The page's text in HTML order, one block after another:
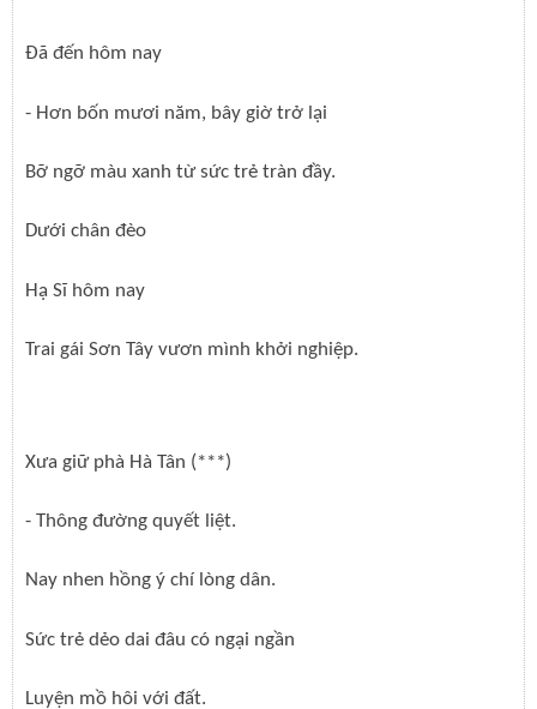
Đã đến hôm nay
- Hơn bốn mươi năm, bây giờ trở lại
Bỡ ngỡ màu xanh từ sức trẻ tràn đầy.
Dưới chân đèo
Hạ Sĩ hôm nay
Trai gái Sơn Tây vươn mình khởi nghiệp.
Xưa giữ phà Hà Tân (***)
- Thông đường quyết liệt.
Nay nhen hồng ý chí lòng dân.
Sức trẻ dẻo dai đâu có ngại ngần
Luyện mồ hôi với đất.